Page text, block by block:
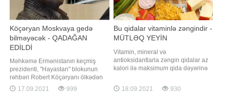
Köçəryan Moskvaya gedə
bilməyəcək - QADAĞAN
EDİLDİ
Məhkəmə Ermənistanın keçmiş
prezidenti, "Hayastan" blokunun
rəhbəri Robert Köçəryanı ölkədən
çıxmasını qadağan edib. APA-nın
məlumatına görə, bu barədə
17.09.2021 999
Bu qidalar vitaminlə zəngindir -
MÜTLƏQ YEYİN
Vitamin, mineral və
antioksidantlarla zəngin qidalar az
kalori ilə maksimum qida dəyərinə
məhsullarına, həmçinin super
qidalar da deyilir. -ın məlumatına
18.09.2021 930